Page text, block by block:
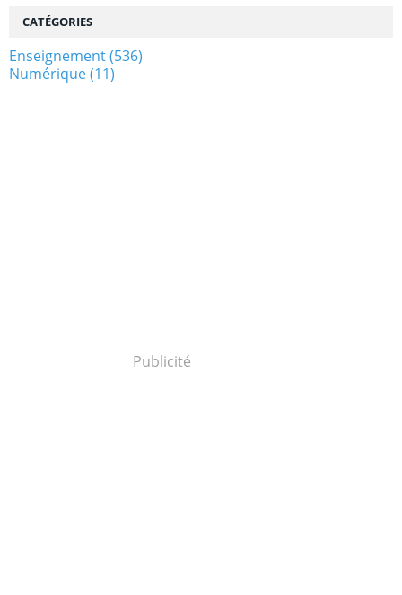
CATÉGORIES
Enseignement(536)
Numérique(11)
Publicité